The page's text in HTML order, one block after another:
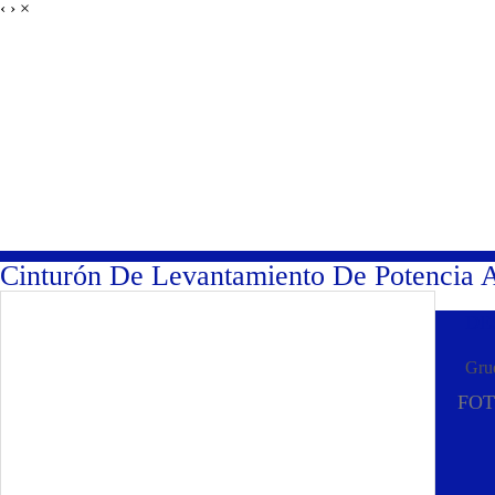
‹ › ×
Cinturón De Levantamiento De Potencia